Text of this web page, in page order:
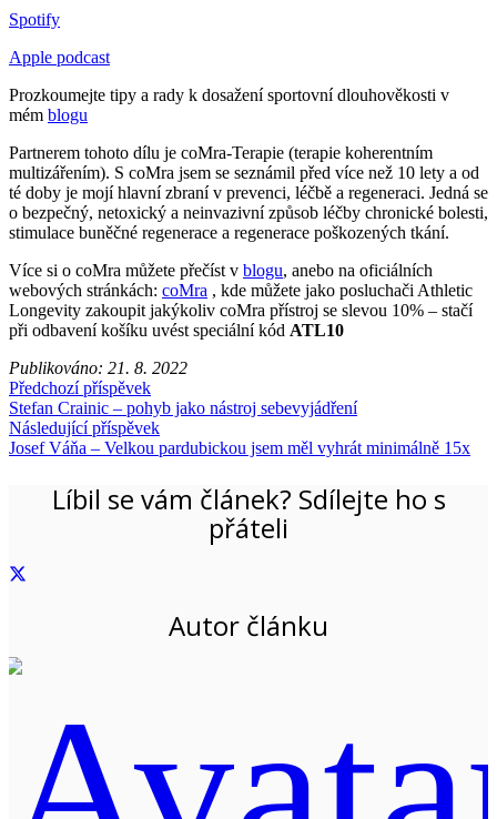
Spotify
Apple podcast
Prozkoumejte tipy a rady k dosažení sportovní dlouhověkosti v
mém blogu
Partnerem tohoto dílu je coMra-Terapie (terapie koherentním
multizářením). S coMra jsem se seznámil před více než 10 lety a od
té doby je mojí hlavní zbraní v prevenci, léčbě a regeneraci. Jedná se
o bezpečný, netoxický a neinvazivní způsob léčby chronické bolesti,
stimulace buněčné regenerace a regenerace poškozených tkání.
Více si o coMra můžete přečíst v blogu, anebo na oficiálních
webových stránkách: coMra , kde můžete jako posluchači Athletic
Longevity zakoupit jakýkoliv coMra přístroj se slevou 10% – stačí
při odbavení košíku uvést speciální kód ATL10
Publikováno: 21. 8. 2022
Předchozí příspěvek
Stefan Crainic – pohyb jako nástroj sebevyjádření
Následující příspěvek
Josef Váňa – Velkou pardubickou jsem měl vyhrát minimálně 15x
Líbil se vám článek? Sdílejte ho s
přáteli
Autor článku